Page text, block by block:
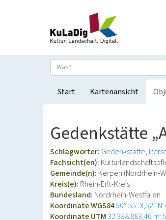
Start Kartenansicht
Gedenkstätte
Schlagwörter: Gedenkstätte
Fachsicht(en):
Gemeinde(n): Kerpen (Nordrhein-
Kreis(e): Rhein-Erft-Kreis
Bundesland: Nordrhein-Westfalen
Koordinate WGS8450° 55′ 3,52″
Koordinate UTM 32.338.883,46 m: